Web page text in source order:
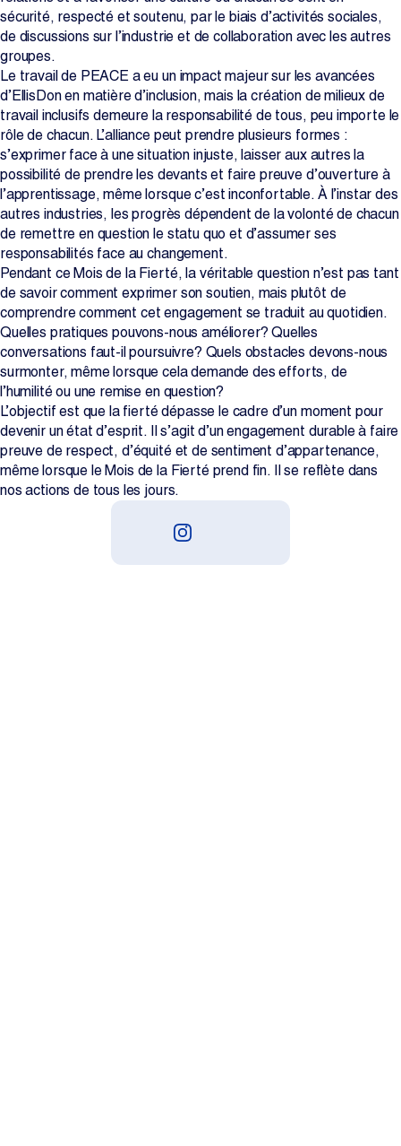
sécurité, respecté et soutenu, par le biais d’activités sociales,
de discussions sur l’industrie et de collaboration avec les autres
groupes.
Le travail de PEACE a eu un impact majeur sur les avancées
d’EllisDon en matière d’inclusion, mais la création de milieux de
travail inclusifs demeure la responsabilité de tous, peu importe le
rôle de chacun. L’alliance peut prendre plusieurs formes :
s’exprimer face à une situation injuste, laisser aux autres la
possibilité de prendre les devants et faire preuve d’ouverture à
l’apprentissage, même lorsque c’est inconfortable. À l’instar des
autres industries, les progrès dépendent de la volonté de chacun
de remettre en question le statu quo et d’assumer ses
responsabilités face au changement.
Pendant ce Mois de la Fierté, la véritable question n’est pas tant
de savoir comment exprimer son soutien, mais plutôt de
comprendre comment cet engagement se traduit au quotidien.
Quelles pratiques pouvons-nous améliorer? Quelles
conversations faut-il poursuivre? Quels obstacles devons-nous
surmonter, même lorsque cela demande des efforts, de
l’humilité ou une remise en question?
L’objectif est que la fierté dépasse le cadre d’un moment pour
devenir un état d’esprit. Il s’agit d’un engagement durable à faire
preuve de respect, d’équité et de sentiment d’appartenance,
même lorsque le Mois de la Fierté prend fin. Il se reflète dans
nos actions de tous les jours.